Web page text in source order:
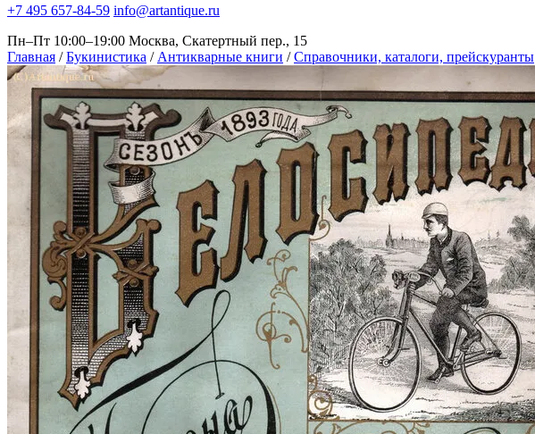
+7 495 657-84-59 info@artantique.ru
Пн–Пт 10:00–19:00 Москва, Скатертный пер., 15
Главная / Букинистика / Антикварные книги / Справочники, каталоги, прейскуранты